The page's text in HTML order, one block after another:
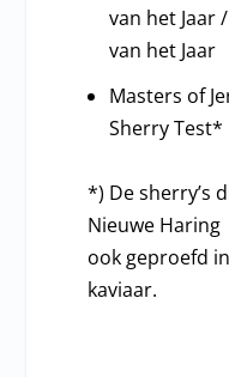
van het Jaar
van het Jaar
Masters of
Sherry Test*
*) De sherry’s
Nieuwe
ook geproefd
kaviaar.